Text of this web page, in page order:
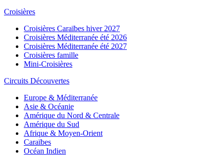
Croisières
Croisières Caraïbes hiver 2027
Croisières Méditerranée été 2026
Croisières Méditerranée été 2027
Croisières famille
Mini-Croisières
Circuits Découvertes
Europe & Méditerranée
Asie & Océanie
Amérique du Nord & Centrale
Amérique du Sud
Afrique & Moyen-Orient
Caraïbes
Océan Indien